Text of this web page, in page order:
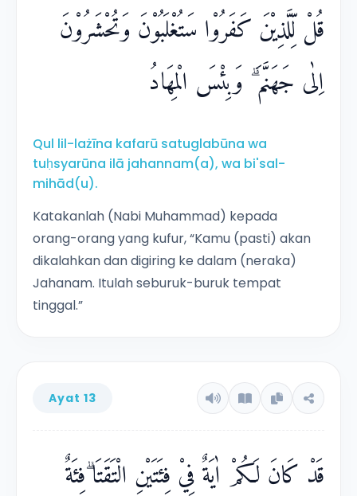
قُلْ لِّلَّذِيْنَ كَفَرُوْا سَتُغْلَبُوْنَ وَتُحْشَرُوْنَ
اِلٰى جَهَنَّمَ ۗ وَبِئْسَ الْمِهَادُ
Qul lil-lażīna kafarū satuglabūna wa
tuḥsyarūna ilā jahannam(a), wa bi'sal-
mihād(u).
Katakanlah (Nabi Muhammad) kepada
orang-orang yang kufur, “Kamu (pasti) akan
dikalahkan dan digiring ke dalam (neraka)
Jahanam. Itulah seburuk-buruk tempat
tinggal.”
Ayat 13
قَدْ كَانَ لَكُمْ اٰيَةٌ فِيْ فِئَتَيْنِ الْتَقَتَا ۗفِئَةٌ